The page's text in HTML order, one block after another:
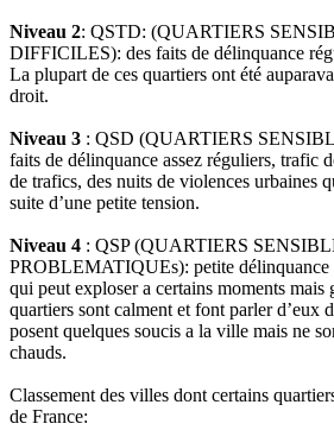
Niveau 2: QSTD: (QUARTIERS
DIFFICILES): des faits de délinquance
La plupart de ces quartiers ont été
droit.
Niveau 3 : QSD (QUARTIERS
faits de délinquance assez réguliers, trafic
de trafics, des nuits de violences urbaines
suite d’une petite tension.
Niveau 4 : QSP (QUARTIERS
PROBLEMATIQUEs): petite délinquance
qui peut exploser a certains moments mais
quartiers sont calment et font parler d’eux
posent quelques soucis a la ville mais ne
chauds.
Classement des villes dont certains
de France: